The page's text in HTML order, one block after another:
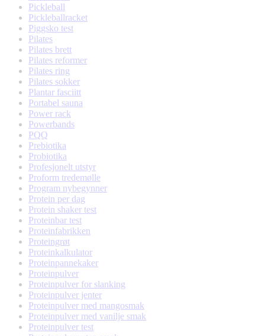
Pickleball
Pickleballracket
Piggsko test
Pilates
Pilates brett
Pilates reformer
Pilates ring
Pilates sokker
Plantar fasciitt
Portabel sauna
Power rack
Powerbands
PQQ
Prebiotika
Probiotika
Profesjonelt utstyr
Proform tredemølle
Program nybegynner
Protein per dag
Protein shaker test
Proteinbar test
Proteinfabrikken
Proteingrøt
Proteinkalkulator
Proteinpannekaker
Proteinpulver
Proteinpulver for slanking
Proteinpulver jenter
Proteinpulver med mangosmak
Proteinpulver med vanilje smak
Proteinpulver test